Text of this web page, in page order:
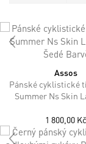
Assos
Pánské cyklistické
Summer Ns Skin
1 800,00 Kč